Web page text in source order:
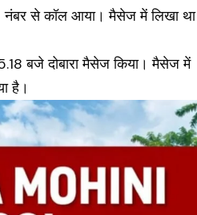
नंबर से कॉल आया। मैसेज में लिखा था
बजे दोबारा मैसेज किया। मैसेज में
है।